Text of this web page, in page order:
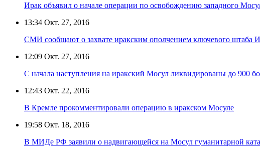
Ирак объявил о начале операции по освобождению западного
13:34 Окт. 27, 2016
СМИ сообщают о захвате иракским ополчением ключевого штаба
12:09 Окт. 27, 2016
С начала наступления на иракский Мосул ликвидированы до 900
12:43 Окт. 22, 2016
В Кремле прокомментировали операцию в иракском Мосуле
19:58 Окт. 18, 2016
В МИДе РФ заявили о надвигающейся на Мосул гуманитарной